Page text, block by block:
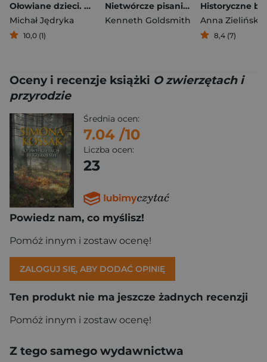
Ołowiane dzieci. Zapomniana epidemia. Nie-fikcja
Michał Jędryka
10,0 (1)
Nietwórcze pisanie. Zarządzanie językiem w erze cyfrowej
Kenneth Goldsmith
Anna Zielińska
8,4 (7)
Oceny i recenzje książki O zwierzętach i
przyrodzie
Średnia ocen:
7.04 /10
Liczba ocen:
23
Powiedz nam, co myślisz!
Pomóż innym i zostaw ocenę!
ZALOGUJ SIĘ, ABY DODAĆ OPINIĘ
Ten produkt nie ma jeszcze żadnych recenzji
Pomóż innym i zostaw ocenę!
Z tego samego wydawnictwa